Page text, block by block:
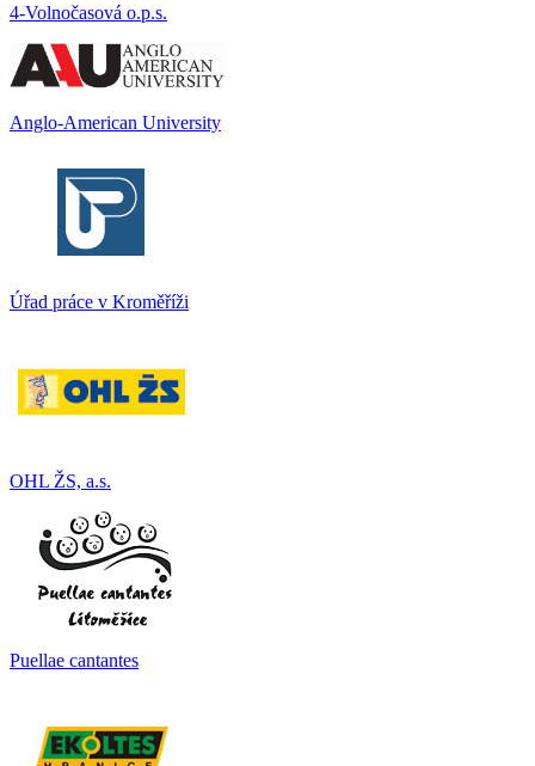
4-Volnočasová o.p.s.
Anglo-American University
Úřad práce v Kroměříži
OHL ŽS, a.s.
Puellae cantantes